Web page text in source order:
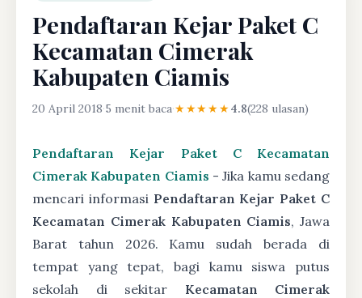
Pendaftaran Kejar Paket C
Kecamatan Cimerak
Kabupaten Ciamis
20 April 2018·5 menit baca·★★★★★4.8(228 ulasan)
Pendaftaran Kejar Paket C Kecamatan
Cimerak Kabupaten Ciamis - Jika kamu sedang
mencari informasi Pendaftaran Kejar Paket C
Kecamatan Cimerak Kabupaten Ciamis, Jawa
Barat tahun 2026. Kamu sudah berada di
tempat yang tepat, bagi kamu siswa putus
sekolah di sekitar Kecamatan Cimerak